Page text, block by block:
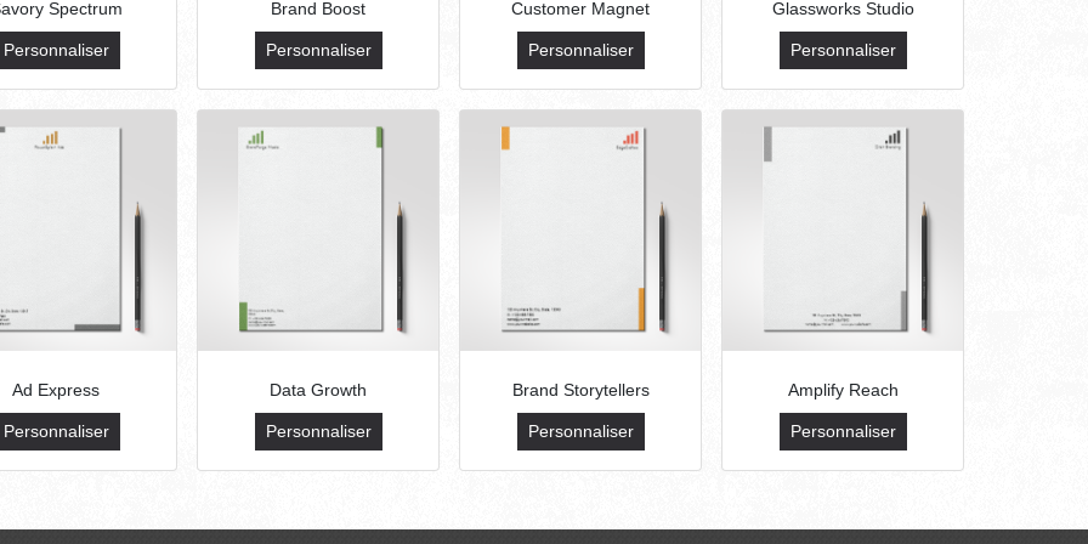
Spectrum
Personnaliser
Brand Boost
Personnaliser
Customer Magnet
Personnaliser
Glassworks Studio
Personnaliser
Ad Express
Personnaliser
Data Growth
Personnaliser
Brand Storytellers
Personnaliser
Amplify Reach
Personnaliser